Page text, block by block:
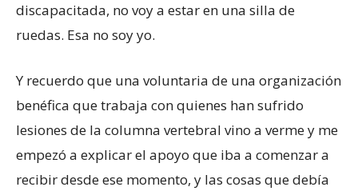
discapacitada, no voy a estar en una silla de
ruedas. Esa no soy yo.
Y recuerdo que una voluntaria de una organización
benéfica que trabaja con quienes han sufrido
lesiones de la columna vertebral vino a verme y me
empezó a explicar el apoyo que iba a comenzar a
recibir desde ese momento, y las cosas que debía